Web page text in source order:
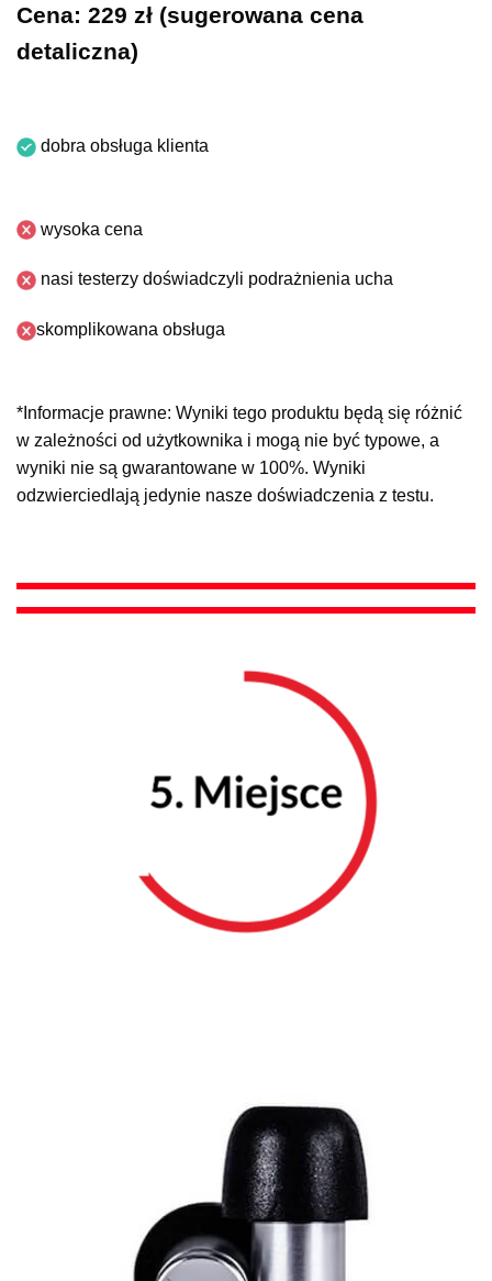
Cena: 229 zł (sugerowana cena
detaliczna)
dobra obsługa klienta
wysoka cena
nasi testerzy doświadczyli podrażnienia ucha
skomplikowana obsługa
*Informacje prawne: Wyniki tego produktu będą się różnić
w zależności od użytkownika i mogą nie być typowe, a
wyniki nie są gwarantowane w 100%. Wyniki
odzwierciedlają jedynie nasze doświadczenia z testu.